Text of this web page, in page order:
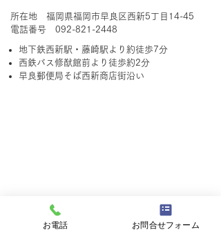
所在地 福岡県福岡市早良区西新5丁目14-45
電話番号 092-821-2448
地下鉄西新駅・藤崎駅より約徒歩7分
西鉄バス修猷館前より徒歩約2分
早良郵便局そば西新商店街沿い
お電話 お問合せフォーム